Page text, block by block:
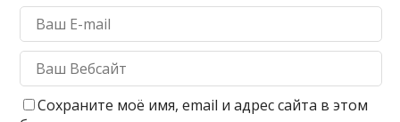
Сохраните моё имя, email и адрес сайта в этом